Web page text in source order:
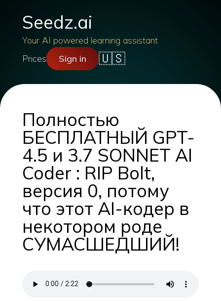
Seedz.ai
Your AI powered learning assistant
Prices
Sign in 🇺🇸
Полностью
БЕСПЛАТНЫЙ GPT-
4.5 и 3.7 SONNET AI
Coder : RIP Bolt,
версия 0, потому
что этот AI-кодер в
некотором роде
СУМАСШЕДШИЙ!